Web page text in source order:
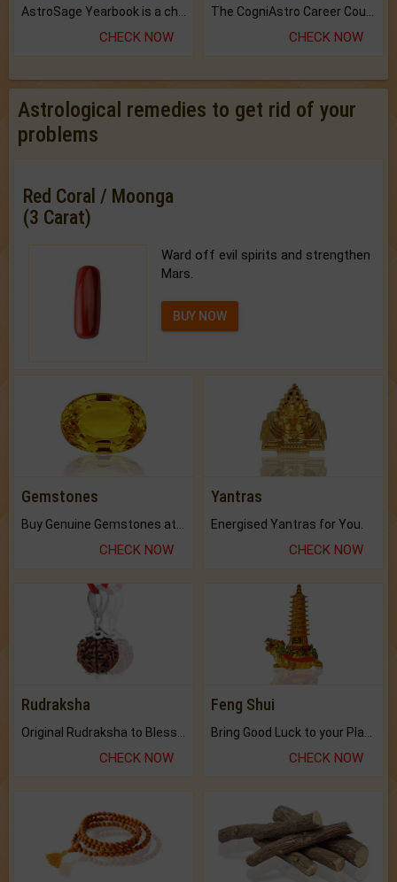
CHECK NOW CHECK NOW
Astrological remedies to get rid of your
problems
Red Coral / Moonga
(3 Carat)
Ward off evil spirits and strengthen
Mars.
BUY NOW
Gemstones
CHECK NOW
Yantras
Energised Yantras for You.
CHECK NOW
Rudraksha
CHECK NOW
Feng Shui
CHECK NOW